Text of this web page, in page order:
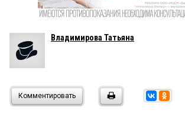
Владимирова Татьяна
Комментировать